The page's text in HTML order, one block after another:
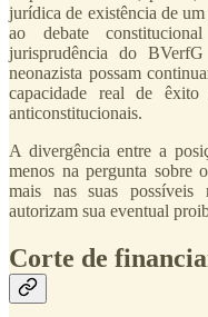
jurídica de existência de
ao debate
jurisprudência do
neonazista possam
capacidade real de êxito
anticonstitucionais.
A divergência entre a
menos na pergunta sobre
mais nas suas possíveis
autorizam sua eventual
Corte de